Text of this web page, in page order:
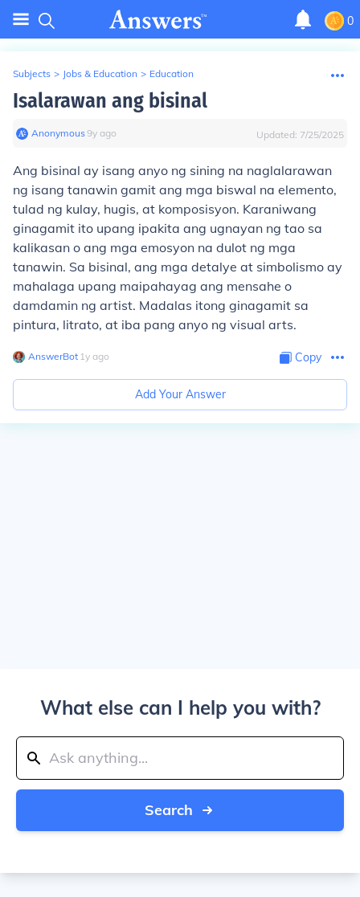
0
Subjects > Jobs & Education > Education
Isalarawan ang bisinal
Anonymous∙9y ago Updated: 7/25/2025
Ang bisinal ay isang anyo ng sining na naglalarawan
ng isang tanawin gamit ang mga biswal na elemento,
tulad ng kulay, hugis, at komposisyon. Karaniwang
ginagamit ito upang ipakita ang ugnayan ng tao sa
kalikasan o ang mga emosyon na dulot ng mga
tanawin. Sa bisinal, ang mga detalye at simbolismo ay
mahalaga upang maipahayag ang mensahe o
damdamin ng artist. Madalas itong ginagamit sa
pintura, litrato, at iba pang anyo ng visual arts.
AnswerBot∙ 1y ago Copy
Add Your Answer
What else can I help you with?
Search